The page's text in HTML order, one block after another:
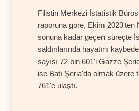
Filistin Merkezi İstatistik
raporuna göre, Ekim 2023'ten
sonuna kadar geçen süreçte
saldırılarında hayatını
sayısı 72 bin 601'i Gazze
ise Batı Şeria'da olmak üzere
761'e ulaştı.